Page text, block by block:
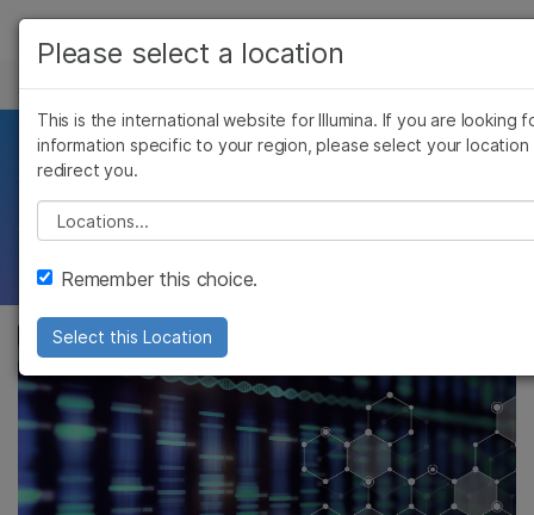
Skip to content
解决方案
学习
公司
支持
推荐内容链接
实验和方案
推荐读长
如何为您的测序运行计算合适的读长
查看更多相关内容。选择您感兴趣的领域:
癌症研究
微生物学
农业基因组学
复杂疾病
临床肿瘤学
遗传病和罕见病
Please select a location
This is the international website for Illumina. If you are looking
information specific to your region, please select your location
redirect you.
Please select a location
Remember this choice.
Select this Location